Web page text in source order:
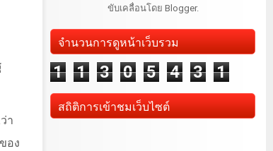
า
อง
ขับเคลื่อนโดย Blogger.
จำนวนการดูหน้าเว็บรวม
1 1 3 0 5 4 3 1
สถิติการเข้าชมเว็บไซต์